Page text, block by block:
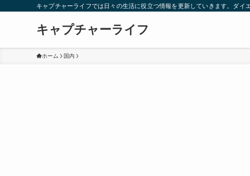
キャプチャーライフでは日々の生活に役立つ情報を更新していきます。ダ
キャプチャーライフ
ホーム 国内